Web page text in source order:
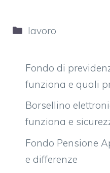
Categorie
lavoro
Fondo di
funziona e quali
Borsellino
funziona e
Fondo Pensione
e differenze